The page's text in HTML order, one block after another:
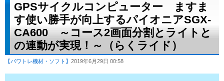
GPSサイクルコンピューター ますま
す使い勝手が向上するパイオニアSGX-
CA600 ～コース2画面分割とライトと
の連動が実現！～（らくライド）
【パワトレ機材・ソフト】 2019年6月29日 00:58